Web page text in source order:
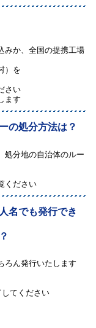
みか、全国の提携工場
）を
さい
ます
の処分方法は？
処分地の自治体のルー
ください
名でも発行でき
ろん発行いたします
てください